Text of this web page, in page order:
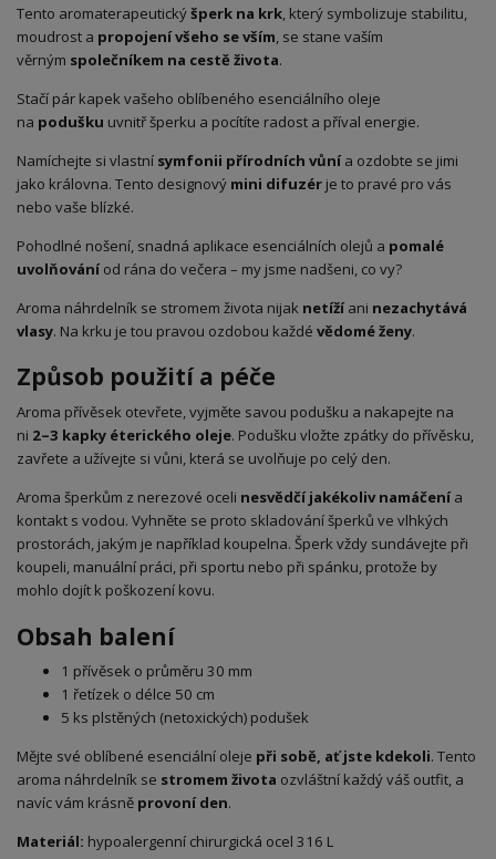
Tento aromaterapeutickýšperk na krk, který symbolizuje stabilitu,
moudrost a propojení všeho se vším, se stane vaším
věrným společníkem na cestě života.
Stačí pár kapek vašeho oblíbeného esenciálního oleje
na podušku uvnitř šperku a pocítíte radost a příval energie.
Namíchejte si vlastní symfonii přírodních vůnía ozdobte se jimi
jako královna. Tento designový mini difuzér je to pravé pro vás
nebo vaše blízké.
Pohodlné nošení, snadná aplikace esenciálních olejů a pomalé
uvolňováníod rána do večera – my jsme nadšeni, co vy?
Aroma náhrdelník se stromem života nijak netížíani nezachytává
vlasy. Na krku je tou pravou ozdobou každé vědomé ženy.
Způsob použití a péče
Aroma přívěsek otevřete, vyjměte savou podušku a nakapejte na
ni 2–3 kapky éterického oleje. Podušku vložte zpátky do přívěsku,
zavřete a užívejte si vůni, která se uvolňuje po celý den.
Aroma šperkům z nerezové oceli nesvědčí jakékoliv namáčenía
kontakt s vodou. Vyhněte se proto skladování šperků ve vlhkých
prostorách, jakým je například koupelna. Šperk vždy sundávejte při
koupeli, manuální práci, při sportu nebo při spánku, protože by
mohlo dojít k poškození kovu.
Obsah balení
1 přívěsek o průměru 30 mm
1 řetízek o délce 50 cm
5 ks plstěných (netoxických) podušek
Mějte své oblíbené esenciální oleje při sobě, ať jste kdekoli. Tento
aroma náhrdelník se stromem života ozvláštní každý váš outfit, a
navíc vám krásně provoní den.
Materiál: hypoalergenní chirurgická ocel 316 L